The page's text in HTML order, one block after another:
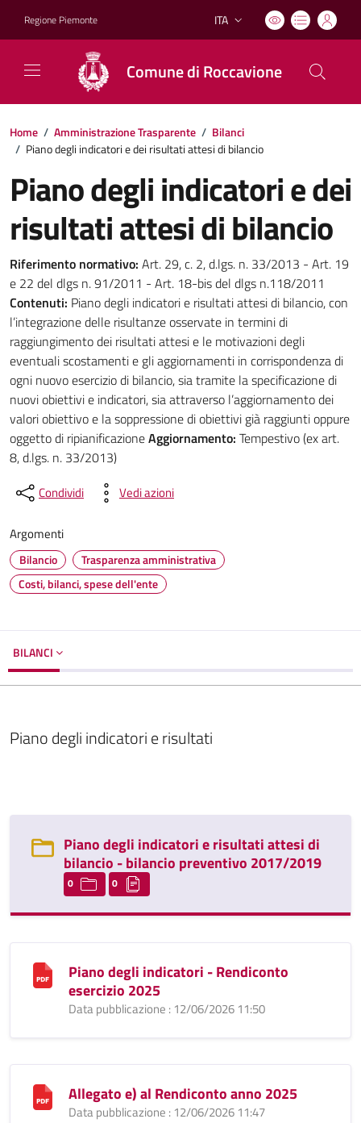
Regione Piemonte Lingua attiva:
ITA
Comune di Roccavione
Home / Amministrazione Trasparente / Bilanci
/ Piano degli indicatori e dei risultati attesi di bilancio
Piano degli indicatori e dei
risultati attesi di bilancio
Riferimento normativo: Art. 29, c. 2, d.lgs. n. 33/2013 - Art. 19
e 22 del dlgs n. 91/2011 - Art. 18-bis del dlgs n.118/2011
Contenuti: Piano degli indicatori e risultati attesi di bilancio, con
l’integrazione delle risultanze osservate in termini di
raggiungimento dei risultati attesi e le motivazioni degli
eventuali scostamenti e gli aggiornamenti in corrispondenza di
ogni nuovo esercizio di bilancio, sia tramite la specificazione di
nuovi obiettivi e indicatori, sia attraverso l’aggiornamento dei
valori obiettivo e la soppressione di obiettivi già raggiunti oppure
oggetto di ripianificazioneAggiornamento: Tempestivo (ex art.
8, d.lgs. n. 33/2013)
Condividi Vedi azioni
Argomenti
Bilancio
Trasparenza amministrativa
Costi, bilanci, spese dell'ente
BILANCI
Piano degli indicatori e risultati
Piano degli indicatori e risultati attesi di
bilancio - bilancio preventivo 2017/2019
0 0
Piano degli indicatori - Rendiconto
esercizio 2025
Data pubblicazione : 12/06/2026 11:50
Allegato e) al Rendiconto anno 2025
Data pubblicazione : 12/06/2026 11:47